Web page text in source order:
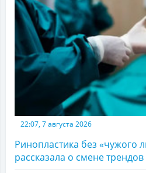
22:07, 7 августа 2026
Ринопластика без «чужого
рассказала о смене трендов